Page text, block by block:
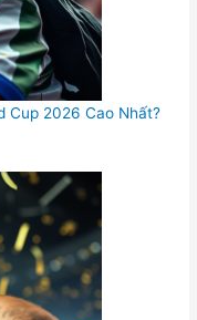
Cup 2026 Cao Nhất?